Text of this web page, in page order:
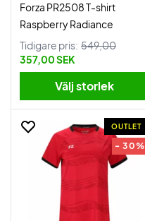
Forza PR2508 T-shirt
Raspberry Radiance
Tidigare pris: 549,00
357,00 SEK
Välj storlek
OUTLET
- 30%